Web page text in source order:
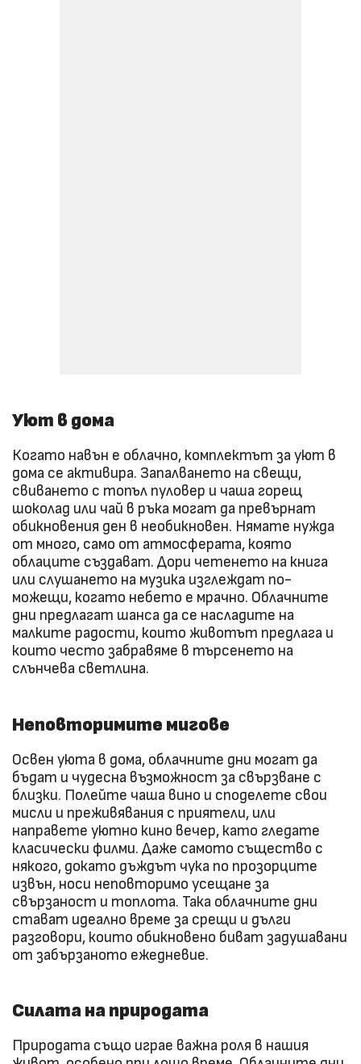
Уют в дома
Когато навън е облачно, комплектът за уют в
дома се активира. Запалването на свещи,
свиването с топъл пуловер и чаша горещ
шоколад или чай в ръка могат да превърнат
обикновения ден в необикновен. Нямате нужда
от много, само от атмосферата, която
облаците създават. Дори четенето на книга
или слушането на музика изглеждат по-
можещи, когато небето е мрачно. Облачните
дни предлагат шанса да се насладите на
малките радости, които животът предлага и
които често забравяме в търсенето на
слънчева светлина.
Неповторимите мигове
Освен уюта в дома, облачните дни могат да
бъдат и чудесна възможност за свързване с
близки. Полейте чаша вино и споделете свои
мисли и преживявания с приятели, или
направете уютно кино вечер, като гледате
класически филми. Даже самото същество с
някого, докато дъждът чука по прозорците
извън, носи неповторимо усещане за
свързаност и топлота. Така облачните дни
стават идеално време за срещи и дълги
разговори, които обикновено биват задушавани
от забързаното ежедневие.
Силата на природата
Природата също играе важна роля в нашия